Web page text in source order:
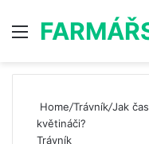
Menu
Home/Trávník/Jak
květináči?
Trávník